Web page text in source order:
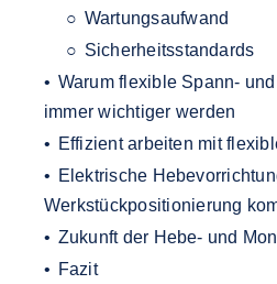
Wartungsaufwand
Sicherheitsstandards
Warum flexible Spann-
immer wichtiger werden
Effizient arbeiten mit
Elektrische
Werkstückpositionierung
Zukunft der Hebe- und
Fazit